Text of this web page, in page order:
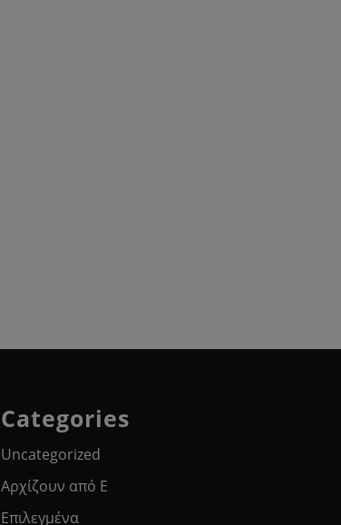
Categories
Uncategorized
Αρχίζουν από Ε
Επιλεγμένα